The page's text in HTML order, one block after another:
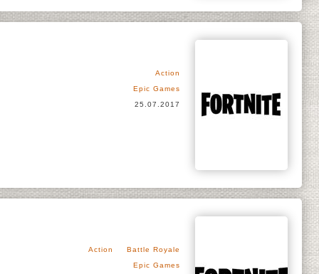
Action
Epic Games
25.07.2017
Action
Battle Royale
Epic Games